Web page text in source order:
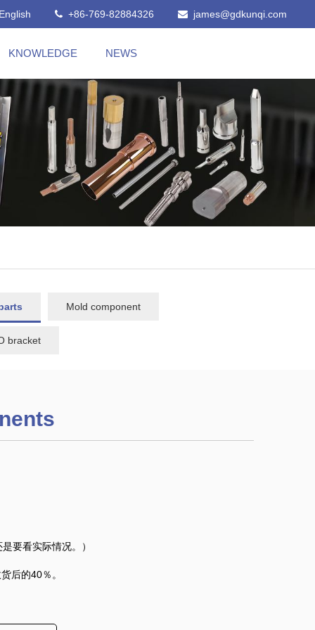
+86-769-82884326 james@gdkunqi.com
KNOWLEDGE NEWS
Mold component
bracket
要看实际情况。）
后的40％。